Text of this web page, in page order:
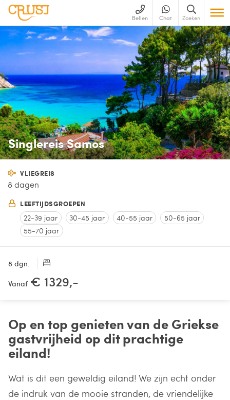
Bellen Chat Zoeken
Singlereis Samos
VLIEGREIS
8 dagen
LEEFTIJDSGROEPEN
22-39 jaar 30-45 jaar 40-55 jaar
50-65 jaar
55-70 jaar
8 dgn.
Vanaf € 1329,-
Op en top genieten van de Griekse
gastvrijheid op dit prachtige
eiland!
Wat is dit een geweldig eiland! We zijn echt onder
de indruk van de mooie stranden, de vriendelijke